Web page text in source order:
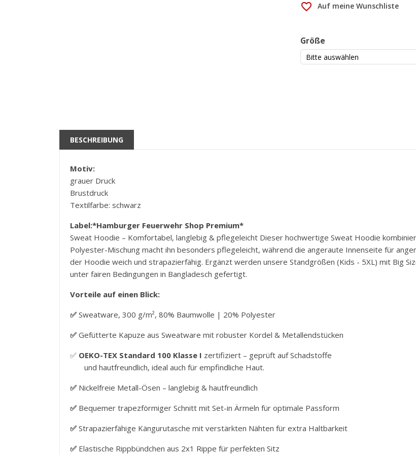
favorite_border Auf meine Wunschliste
Größe
BESCHREIBUNG
Motiv:
grauer Druck
Brustdruck
Textilfarbe: schwarz
Label:*Hamburger Feuerwehr Shop Premium*
Sweat Hoodie – Komfortabel, langlebig & pflegeleicht Dieser hochwertige Sweat Hoodie
Polyester-Mischung macht ihn besonders pflegeleicht, während die angeraute Innenseite für
der Hoodie weich und strapazierfähig. Ergänzt werden unsere Standgrößen (Kids - 5XL) mit Big
unter fairen Bedingungen in Bangladesch gefertigt.
Vorteile auf einen Blick:
✅ Sweatware, 300 g/m², 80% Baumwolle | 20% Polyester
✅ Gefütterte Kapuze aus Sweatware mit robuster Kordel & Metallendstücken
✅ OEKO-TEX Standard 100 Klasse I zertifiziert – geprüft auf Schadstoffe
und hautfreundlich, ideal auch für empfindliche Haut.
✅ Nickelfreie Metall-Ösen – langlebig & hautfreundlich
✅ Bequemer trapezförmiger Schnitt mit Set-in Ärmeln für optimale Passform
✅ Strapazierfähige Kängurutasche mit verstärkten Nähten für extra Haltbarkeit
✅ Elastische Rippbündchen aus 2x1 Rippe für perfekten Sitz